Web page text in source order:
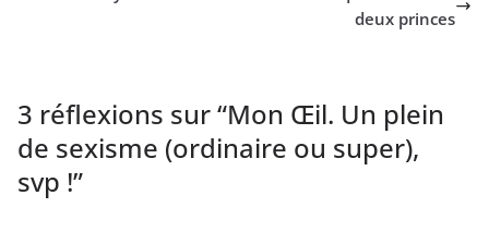
deux princes
3 réflexions sur “Mon Œil. Un plein
de sexisme (ordinaire ou super),
svp !”